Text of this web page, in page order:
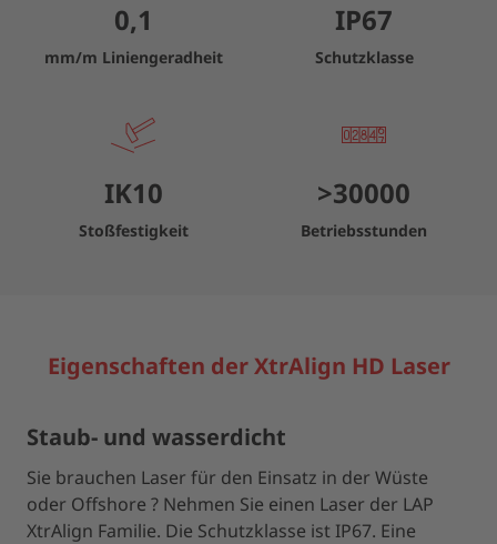
0,1
mm/m Liniengeradheit
IP67
Schutzklasse
IK10
Stoßfestigkeit
>30000
Betriebsstunden
Eigenschaften der XtrAlign HD Laser
Staub- und wasserdicht
Sie brauchen Laser für den Einsatz in der Wüste
oder Offshore ? Nehmen Sie einen Laser der LAP
XtrAlign Familie. Die Schutzklasse ist IP67. Eine